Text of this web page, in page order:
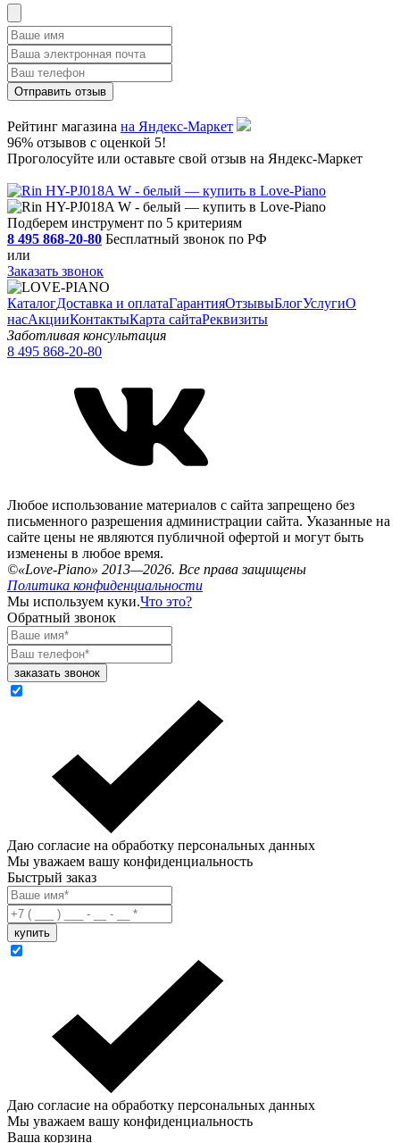
Рейтинг магазина на Яндекс-Маркет
96% отзывов с оценкой 5!
Проголосуйте или оставьте свой отзыв на Яндекс-Маркет
Подберем инструмент по 5 критериям
8 495 868-20-80 Бесплатный звонок по РФ
или
Заказать звонок
КаталогДоставка и оплатаГарантияОтзывыБлогУслугиО
насАкцииКонтактыКарта сайтаРеквизиты
Заботливая консультация
8 495 868-20-80
Любое использование материалов с сайта запрещено без
письменного разрешения администрации сайта. Указанные на
сайте цены не являются публичной офертой и могут быть
изменены в любое время.
©«Love-Piano» 2013—2026. Все права защищены
Политика конфиденциальности
Мы используем куки.Что это?
Обратный звонок
Даю согласие на обработку персональных данных
Мы уважаем вашу конфиденциальность
Быстрый заказ
Даю согласие на обработку персональных данных
Мы уважаем вашу конфиденциальность
Ваша корзина